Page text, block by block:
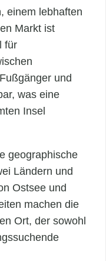
einem lebhaften
Markt ist
für
und
was eine
Insel
geographische
Ländern und
Ostsee und
machen die
Ort, der sowohl